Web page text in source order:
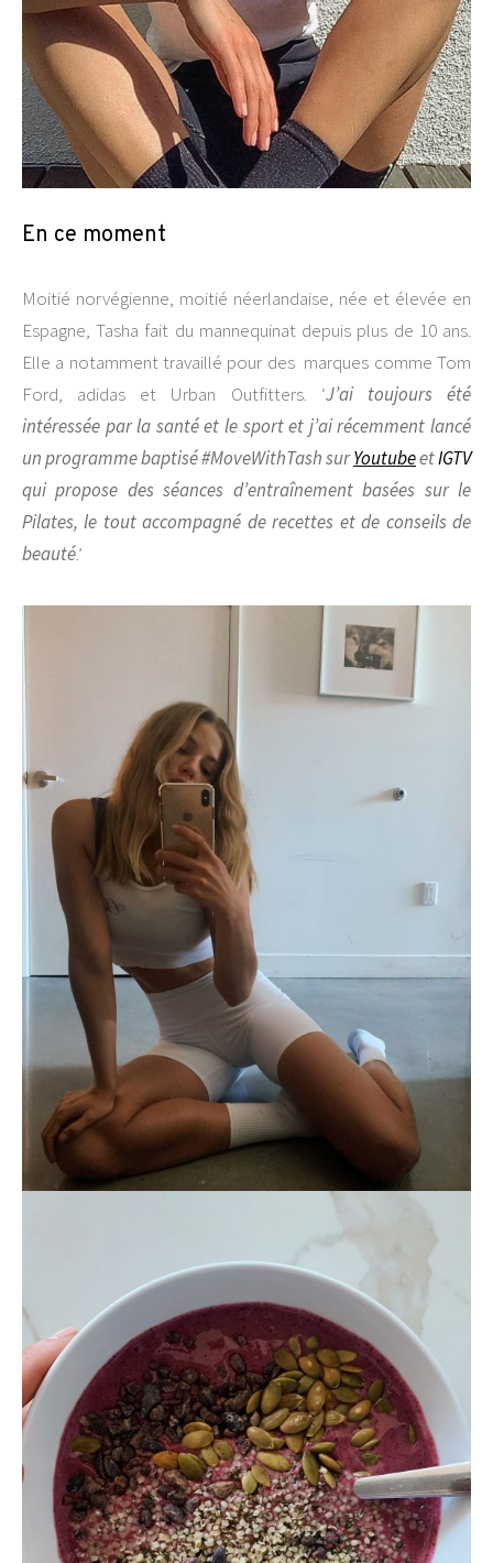
En ce moment
Moitié norvégienne, moitié néerlandaise, née et élevée en
Espagne, Tasha fait du mannequinat depuis plus de 10 ans.
Elle a notamment travaillé pour des marques comme Tom
Ford, adidas et Urban Outfitters. ‘J’ai toujours été
intéressée par la santé et le sport et j’ai récemment lancé
un programme baptisé#MoveWithTashsurYoutubeetIGTV
qui propose des séances d’entraînement basées sur le
Pilates, le tout accompagné de recettes et de conseils de
beauté.’